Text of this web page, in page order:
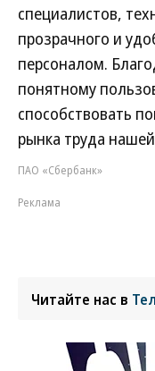
специалистов,
прозрачного и
персоналом.
понятному
способствовать
рынка труда
ПАО «Сбербанк»
Реклама
Читайте нас в